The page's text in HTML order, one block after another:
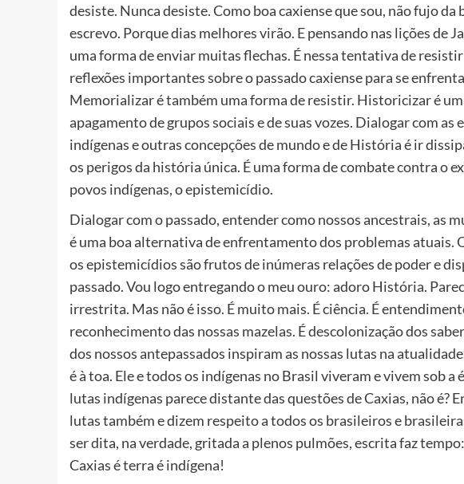
desiste. Nunca desiste. Como boa caxiense que sou, não fujo
escrevo. Porque dias melhores virão. E pensando nas lições de
uma forma de enviar muitas flechas. É nessa tentativa de
reflexões importantes sobre o passado caxiense para se
Memorializar é também uma forma de resistir. Historicizar é
apagamento de grupos sociais e de suas vozes. Dialogar com
indígenas e outras concepções de mundo e de História é ir
os perigos da história única. É uma forma de combate contra o
povos indígenas, o epistemicídio.
Dialogar com o passado, entender como nossos ancestrais, as
é uma boa alternativa de enfrentamento dos problemas atuais.
os epistemicídios são frutos de inúmeras relações de poder e
passado. Vou logo entregando o meu ouro: adoro História.
irrestrita. Mas não é isso. É muito mais. É ciência. É
reconhecimento das nossas mazelas. É descolonização dos
dos nossos antepassados inspiram as nossas lutas na
é à toa. Ele e todos os indígenas no Brasil viveram e vivem sob a
lutas indígenas parece distante das questões de Caxias, não é?
lutas também e dizem respeito a todos os brasileiros e
ser dita, na verdade, gritada a plenos pulmões, escrita faz
Caxias é terra é indígena!